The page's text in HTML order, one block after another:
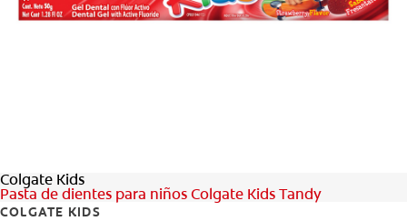
Colgate Kids
Pasta de dientes para niños Colgate Kids Tandy
COLGATE KIDS